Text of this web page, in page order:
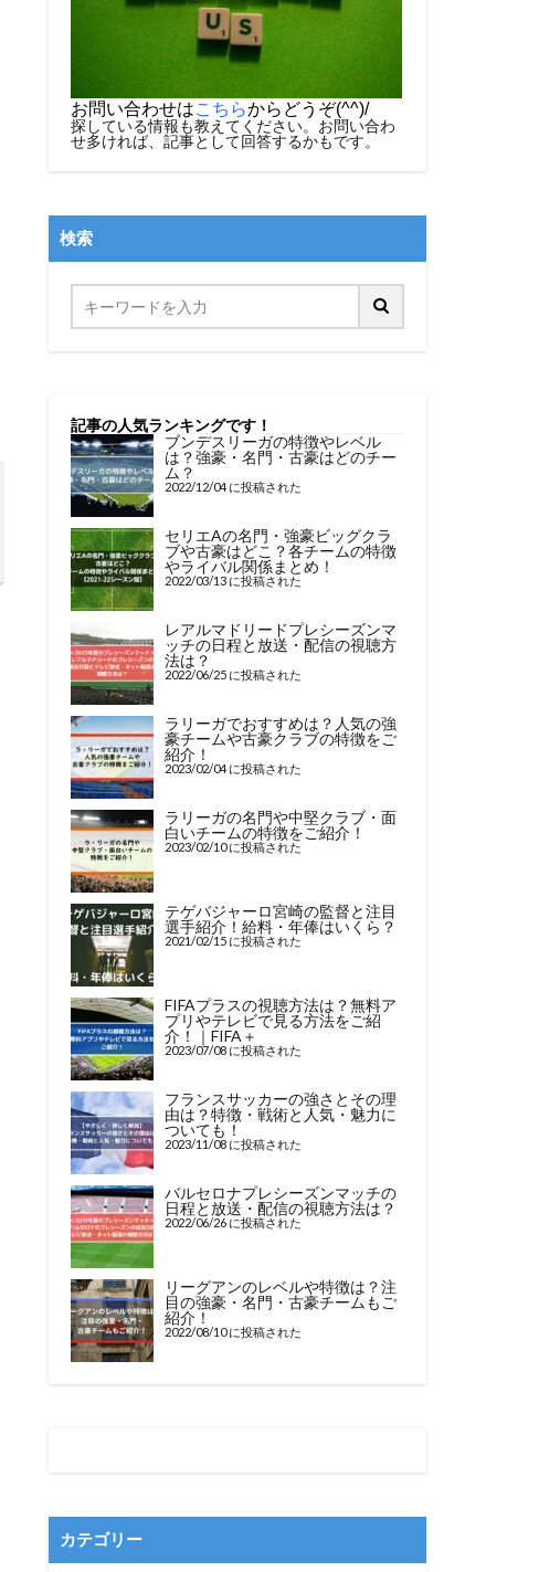
お問い合わせはこちらからどうぞ(^^)/
探している情報も教えてください。お問い合わ
せ多ければ、記事として回答するかもです。
検索
記事の人気ランキングです！
ブンデスリーガの特徴やレベル
は？強豪・名門・古豪はどのチー
ム？
2022/12/04 に投稿された
セリエAの名門・強豪ビッグクラ
ブや古豪はどこ？各チームの特徴
やライバル関係まとめ！
2022/03/13 に投稿された
レアルマドリードプレシーズンマ
ッチの日程と放送・配信の視聴方
法は？
2022/06/25 に投稿された
ラリーガでおすすめは？人気の強
豪チームや古豪クラブの特徴をご
紹介！
2023/02/04 に投稿された
ラリーガの名門や中堅クラブ・面
白いチームの特徴をご紹介！
2023/02/10 に投稿された
テゲバジャーロ宮崎の監督と注目
選手紹介！給料・年俸はいくら？
2021/02/15 に投稿された
FIFAプラスの視聴方法は？無料ア
プリやテレビで見る方法をご紹
介！｜FIFA＋
2023/07/08 に投稿された
フランスサッカーの強さとその理
由は？特徴・戦術と人気・魅力に
ついても！
2023/11/08 に投稿された
バルセロナプレシーズンマッチの
日程と放送・配信の視聴方法は？
2022/06/26 に投稿された
リーグアンのレベルや特徴は？注
目の強豪・名門・古豪チームもご
紹介！
2022/08/10 に投稿された
カテゴリー